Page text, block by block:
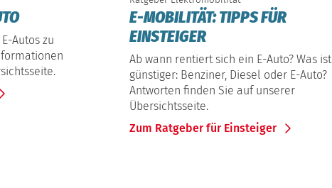
Autos zu
E-MOBILITÄT: TIPPS FÜR
EINSTEIGER
Ab wann rentiert sich ein E-Auto? Was ist
günstiger: Benziner, Diesel oder E-Auto?
Antworten finden Sie auf unserer
Übersichtsseite.
Zum Ratgeber für Einsteiger